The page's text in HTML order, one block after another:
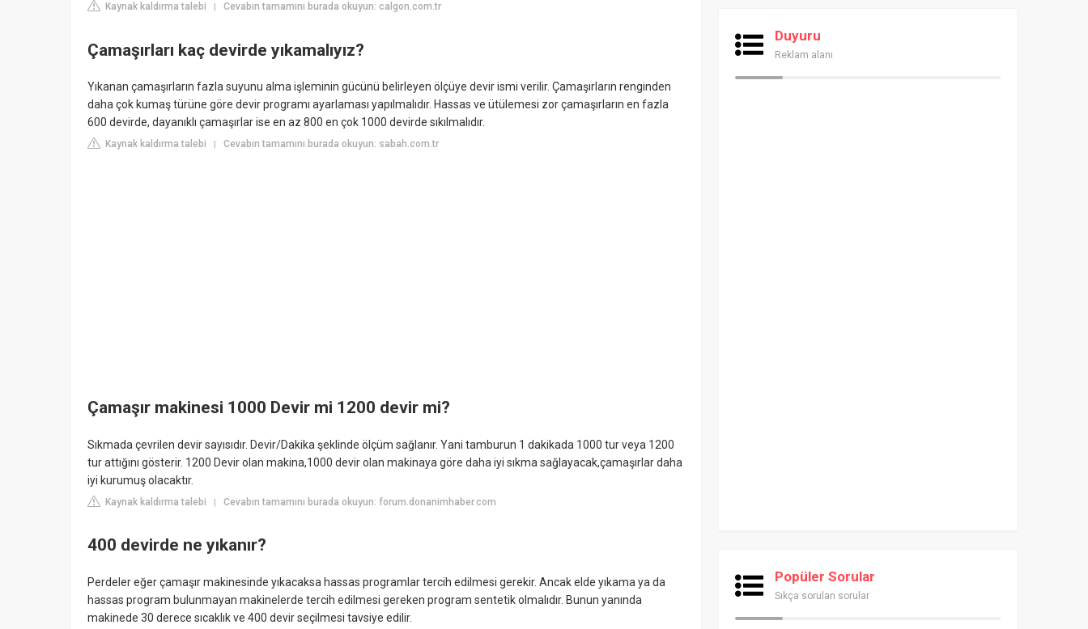
Kaynak kaldırma talebi Cevabın tamamını burada okuyun: calgon.com.tr
Çamaşırları kaç devirde yıkamalıyız?
Yıkanan çamaşırların fazla suyunu alma işleminin gücünü belirleyen ölçüye devir ismi verilir. Çamaşırların renginden
daha çok kumaş türüne göre devir programı ayarlaması yapılmalıdır. Hassas ve ütülemesi zor çamaşırların en fazla
600 devirde, dayanıklı çamaşırlar ise en az 800 en çok 1000 devirde sıkılmalıdır.
Kaynak kaldırma talebi Cevabın tamamını burada okuyun: sabah.com.tr
Çamaşır makinesi 1000 Devir mi 1200 devir mi?
Sıkmada çevrilen devir sayısıdır. Devir/Dakika şeklinde ölçüm sağlanır. Yani tamburun 1 dakikada 1000 tur veya 1200
tur attığını gösterir. 1200 Devir olan makina,1000 devir olan makinaya göre daha iyi sıkma sağlayacak,çamaşırlar daha
iyi kurumuş olacaktır.
Kaynak kaldırma talebi | Cevabın tamamını burada okuyun: forum.donanimhaber.com
400 devirde ne yıkanır?
Perdeler eğer çamaşır makinesinde yıkacaksa hassas programlar tercih edilmesi gerekir. Ancak elde yıkama ya da
hassas program bulunmayan makinelerde tercih edilmesi gereken program sentetik olmalıdır. Bunun yanında
makinede 30 derece sıcaklık ve 400 devir seçilmesi tavsiye edilir.
Duyuru
Reklam alanı
Popüler Sorular
Sıkça sorulan sorular